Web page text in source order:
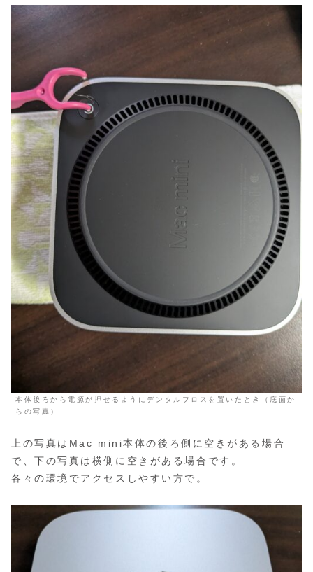
本体後ろから電源が押せるようにデンタルフロスを置いたとき（底面か
らの写真）
上の写真はMac mini本体の後ろ側に空きがある場合
で、下の写真は横側に空きがある場合です。
各々の環境でアクセスしやすい方で。